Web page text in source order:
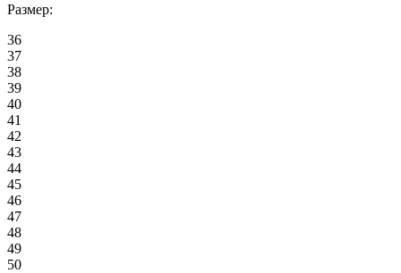
Размер:
36
37
38
39
40
41
42
43
44
45
46
47
48
49
50